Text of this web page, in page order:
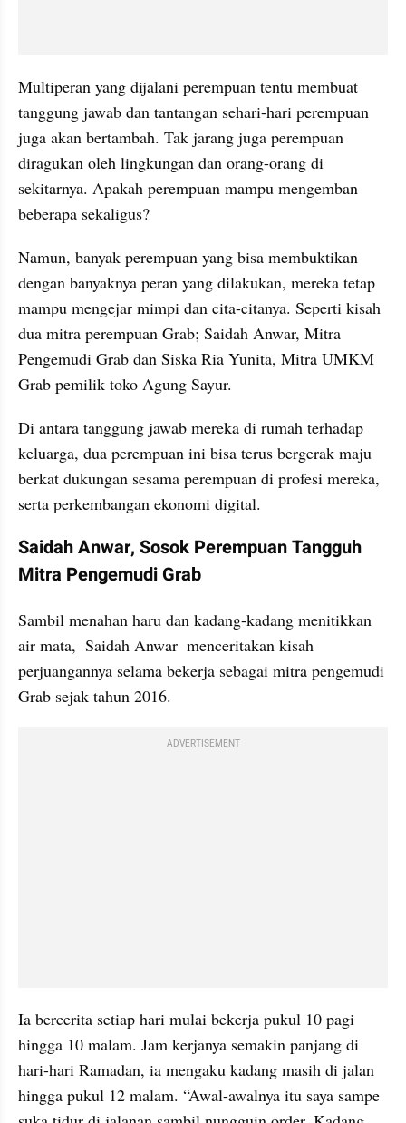
Multiperan yang dijalani perempuan tentu membuat
tanggung jawab dan tantangan sehari-hari perempuan
juga akan bertambah. Tak jarang juga perempuan
diragukan oleh lingkungan dan orang-orang di
sekitarnya. Apakah perempuan mampu mengemban
beberapa sekaligus?
Namun, banyak perempuan yang bisa membuktikan
dengan banyaknya peran yang dilakukan, mereka tetap
mampu mengejar mimpi dan cita-citanya. Seperti kisah
dua mitra perempuan Grab; Saidah Anwar, Mitra
Pengemudi Grab dan Siska Ria Yunita, Mitra UMKM
Grab pemilik toko Agung Sayur.
Di antara tanggung jawab mereka di rumah terhadap
keluarga, dua perempuan ini bisa terus bergerak maju
berkat dukungan sesama perempuan di profesi mereka,
serta perkembangan ekonomi digital.
Saidah Anwar, Sosok Perempuan Tangguh
Mitra Pengemudi Grab
Sambil menahan haru dan kadang-kadang menitikkan
air mata,  Saidah Anwar  menceritakan kisah
perjuangannya selama bekerja sebagai mitra pengemudi
Grab sejak tahun 2016.
ADVERTISEMENT
Ia bercerita setiap hari mulai bekerja pukul 10 pagi
hingga 10 malam. Jam kerjanya semakin panjang di
hari-hari Ramadan, ia mengaku kadang masih di jalan
hingga pukul 12 malam. “Awal-awalnya itu saya sampe